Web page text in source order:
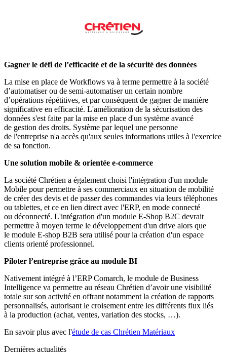
Gagner le défi de l’efficacité et de la sécurité des données
La mise en place de Workflows va à terme permettre à la société
d’automatiser ou de semi-automatiser un certain nombre
d’opérations répétitives, et par conséquent de gagner de manière
significative en efficacité. L'amélioration de la sécurisation des
données s'est faite par la mise en place d'un système avancé
de gestion des droits. Système par lequel une personne
de l'entreprise n'a accès qu'aux seules informations utiles à l'exercice
de sa fonction.
Une solution mobile & orientée e-commerce
La société Chrétien a également choisi l'intégration d'un module
Mobile pour permettre à ses commerciaux en situation de mobilité
de créer des devis et de passer des commandes via leurs téléphones
ou tablettes, et ce en lien direct avec l'ERP, en mode connecté
ou déconnecté. L'intégration d'un module E-Shop B2C devrait
permettre à moyen terme le développement d'un drive alors que
le module E-shop B2B sera utilisé pour la création d'un espace
clients orienté professionnel.
Piloter l’entreprise grâce au module BI
Nativement intégré à l’ERP Comarch, le module de Business
Intelligence va permettre au réseau Chrétien d’avoir une visibilité
totale sur son activité en offrant notamment la création de rapports
personnalisés, autorisant le croisement entre les différents flux liés
à la production (achat, ventes, variation des stocks, …).
En savoir plus avec l'étude de cas Chrétien Matériaux
Dernières actualités